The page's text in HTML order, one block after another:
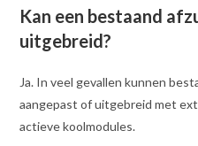
Kan een bestaand
uitgebreid?
Ja. In veel gevallen kunnen
aangepast of uitgebreid met
actieve koolmodules.